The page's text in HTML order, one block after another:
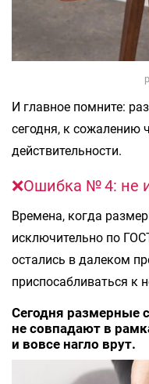
И главное помните:
сегодня, к сожалению
действительности.
❌Ошибка № 4: не
Времена, когда
исключительно по
остались в далеком
приспосабливаться к
Сегодня размерные
не совпадают в
и вовсе нагло врут.